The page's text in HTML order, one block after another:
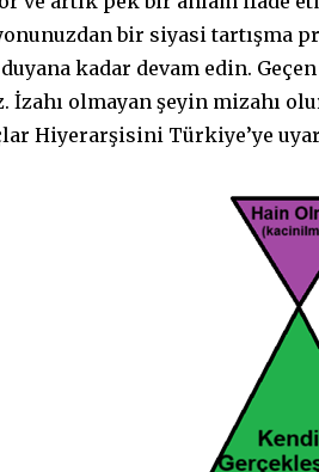
bir siyasi tartışma
kadar devam edin.
İzahı olmayan şeyin mizahı
Hiyerarşisini Türkiye’ye